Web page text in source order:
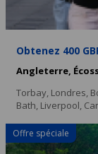
Obtenez 400
Angleterre,
Torbay, Londres,
Bath, Liverpool,
Offre spéciale